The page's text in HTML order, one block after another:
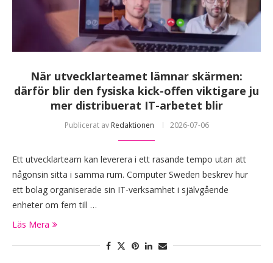
När utvecklarteamet lämnar skärmen:
därför blir den fysiska kick-offen viktigare ju
mer distribuerat IT-arbetet blir
Publicerat av Redaktionen 2026-07-06
Ett utvecklarteam kan leverera i ett rasande tempo utan att
någonsin sitta i samma rum. Computer Sweden beskrev hur
ett bolag organiserade sin IT-verksamhet i självgående
enheter om fem till …
Läs Mera